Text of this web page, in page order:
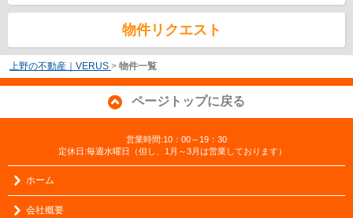
物件リクエスト
上野の不動産｜VERUS > 物件一覧
ページトップに戻る
営業時間:10：00～19：30
定休日:毎週水曜日（但し、1月～3月は営業しております）
ホーム
会社概要